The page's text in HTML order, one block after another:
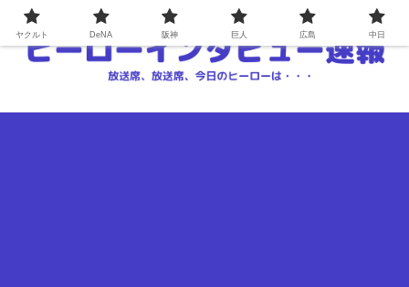
ヤクルト DeNA 阪神 巨人 広島 中日